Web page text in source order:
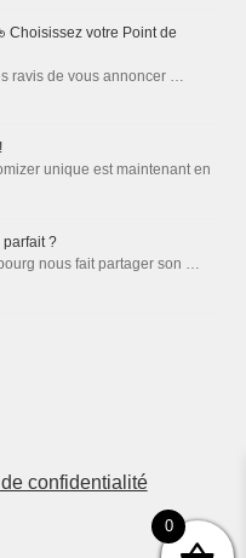
Choisissez votre Point de
ravis de vous annoncer …
unique est maintenant en
parfait ?
nous fait partager son …
confidentialité
0